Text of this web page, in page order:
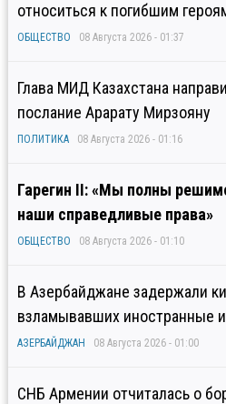
относиться к погибшим
ОБЩЕСТВО 08 Августа 2026 - 01:37
Глава МИД Казахстана
послание Арарату Мирзояну
ПОЛИТИКА 08 Августа 2026 - 01:16
Гарегин II: «Мы полны
наши справедливые права»
ОБЩЕСТВО 08 Августа 2026 - 01:10
В Азербайджане задержали
взламывавших иностранные
АЗЕРБАЙДЖАН 08 Августа 2026 - 01:00
СНБ Армении отчиталась о